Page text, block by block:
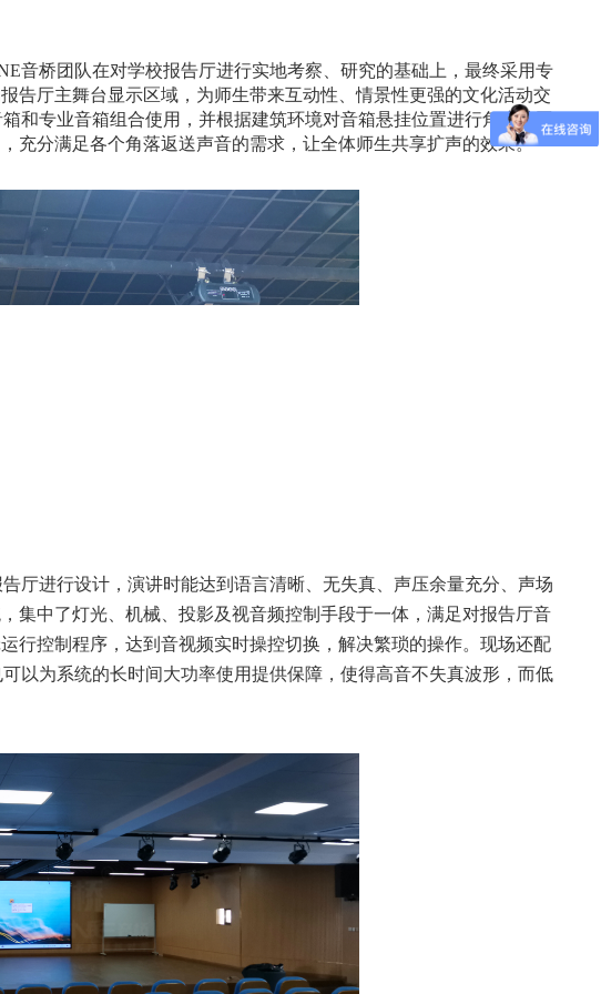
音桥团队在对学校报告厅进行实地考察、研究的基础上，最终采用专
告厅主舞台显示区域，为师生带来互动性、情景性更强的文化活动交
和专业音箱组合使用，并根据建筑环境对音箱悬挂位置进行角度范围
充分满足各个角落返送声音的需求，让全体师生共享扩声的效果。
厅进行设计，演讲时能达到语言清晰、无失真、声压余量充分、声场
集中了灯光、机械、投影及视音频控制手段于一体，满足对报告厅音
行控制程序，达到音视频实时操控切换，解决繁琐的操作。现场还配
以为系统的长时间大功率使用提供保障，使得高音不失真波形，而低